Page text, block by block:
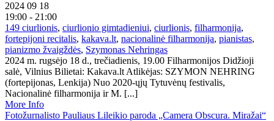
2024 09 18
19:00 - 21:00
149 ciurlionis, ciurlionio gimtadieniui, ciurlionis, filharmonija,
fortepijoni recitalis, kakava.lt, nacionalinė filharmonija, pianistas,
pianizmo žvaigždės, Szymonas Nehringas
2024 m. rugsėjo 18 d., trečiadienis, 19.00 Filharmonijos Didžioji
salė, Vilnius Bilietai: Kakava.lt Atlikėjas: SZYMON NEHRING
(fortepijonas, Lenkija) Nuo 2020-ųjų Tytuvėnų festivalis,
Nacionalinė filharmonija ir M. [...]
More Info
Fotožurnalisto Pauliaus Lileikio paroda „Camera Obscura. Miražai“